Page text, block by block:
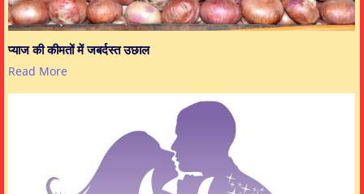
प्याज की कीमतों में जबर्दस्त उछाल
Read More